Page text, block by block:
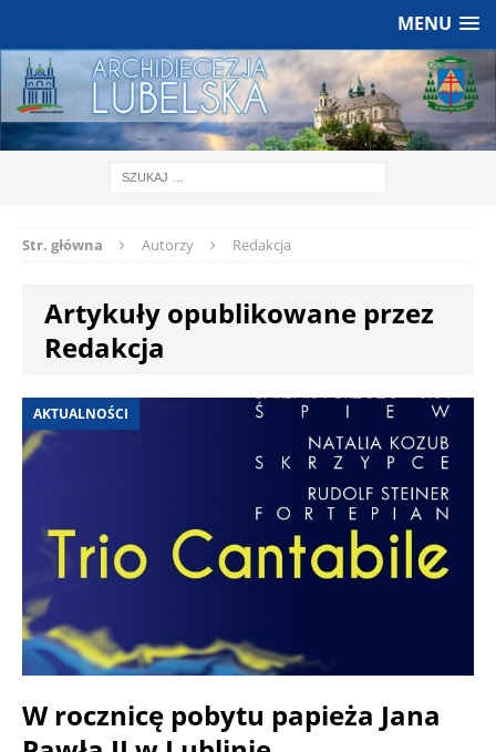
MENU
Str. główna Autorzy Redakcja
Artykuły opublikowane przez
Redakcja
AKTUALNOŚCI
W rocznicę pobytu papieża Jana